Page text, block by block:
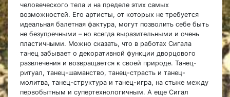
человеческого тела и на пределе этих самых
возможностей. Его артисты, от которых не требуется
идеальная балетная фактура, могут позволить себе быть
не безупречными – но всегда выразительными и очень
пластичными. Можно сказать, что в работах Сигала
танец забывает о декоративной функции дворцового
развлечения и возвращается к своей природе. Танец-
ритуал, танец-шаманство, танец-страсть и танец-
молитва, танец-структура и танец-игра, на стыке между
первобытным и супертехнологичным. А еще Сигал